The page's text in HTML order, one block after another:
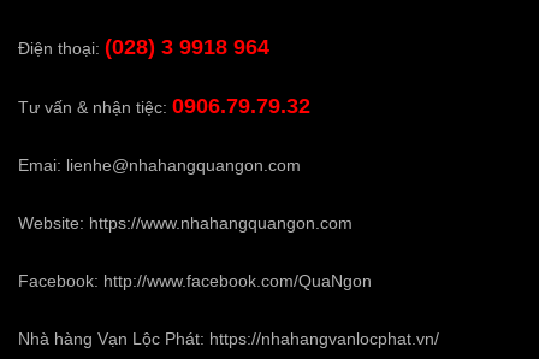
Điện thoại: (028) 3 9918 964
Tư vấn & nhận tiệc: 0906.79.79.32
Emai: lienhe@nhahangquangon.com
Website: https://www.nhahangquangon.com
Facebook: http://www.facebook.com/QuaNgon
Nhà hàng Vạn Lộc Phát: https://nhahangvanlocphat.vn/